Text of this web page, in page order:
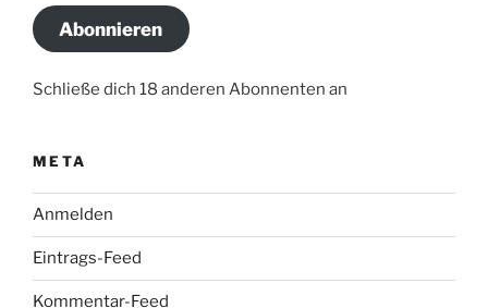
Abonnieren
Schließe dich 18 anderen Abonnenten an
META
Anmelden
Eintrags-Feed
Kommentar-Feed